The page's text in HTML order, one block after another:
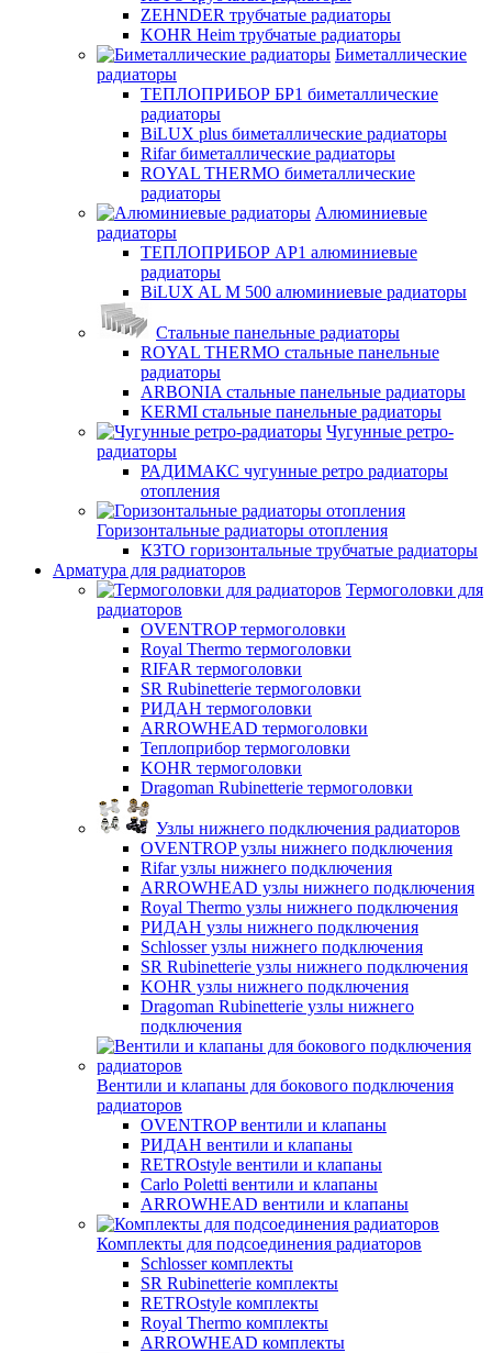
ZEHNDER трубчатые радиаторы
KOHR Heim трубчатые радиаторы
Биметаллические
радиаторы
ТЕПЛОПРИБОР БР1 биметаллические
радиаторы
BiLUX plus биметаллические радиаторы
Rifar биметаллические радиаторы
ROYAL THERMO биметаллические
радиаторы
Алюминиевые
радиаторы
ТЕПЛОПРИБОР АР1 алюминиевые
радиаторы
BiLUX AL M 500 алюминиевые радиаторы
Стальные панельные радиаторы
ROYAL THERMO стальные панельные
радиаторы
ARBONIA стальные панельные радиаторы
KERMI стальные панельные радиаторы
Чугунные ретро-
радиаторы
РАДИМАКС чугунные ретро радиаторы
отопления
Горизонтальные радиаторы отопления
КЗТО горизонтальные трубчатые радиаторы
Арматура для радиаторов
Термоголовки для
радиаторов
OVENTROP термоголовки
Royal Thermo термоголовки
RIFAR термоголовки
SR Rubinetterie термоголовки
РИДАН термоголовки
ARROWHEAD термоголовки
Теплоприбор термоголовки
KOHR термоголовки
Dragoman Rubinetterie термоголовки
Узлы нижнего подключения радиаторов
OVENTROP узлы нижнего подключения
Rifar узлы нижнего подключения
ARROWHEAD узлы нижнего подключения
Royal Thermo узлы нижнего подключения
РИДАН узлы нижнего подключения
Schlosser узлы нижнего подключения
SR Rubinetterie узлы нижнего подключения
KOHR узлы нижнего подключения
Dragoman Rubinetterie узлы нижнего
подключения
Вентили и клапаны для бокового подключения
радиаторов
OVENTROP вентили и клапаны
РИДАН вентили и клапаны
RETROstyle вентили и клапаны
Carlo Poletti вентили и клапаны
ARROWHEAD вентили и клапаны
Комплекты для подсоединения радиаторов
Schlosser комплекты
SR Rubinetterie комплекты
RETROstyle комплекты
Royal Thermo комплекты
ARROWHEAD комплекты